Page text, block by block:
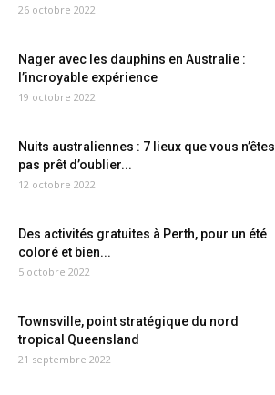
26 octobre 2022
Nager avec les dauphins en Australie :
l’incroyable expérience
19 octobre 2022
Nuits australiennes : 7 lieux que vous n’êtes
pas prêt d’oublier...
12 octobre 2022
Des activités gratuites à Perth, pour un été
coloré et bien...
5 octobre 2022
Townsville, point stratégique du nord
tropical Queensland
21 septembre 2022